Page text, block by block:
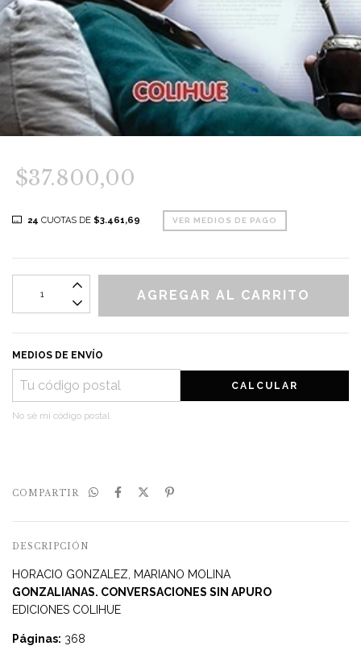
$37.800,00
24 CUOTAS DE$3.461,69 VER MEDIOS DE PAGO
MEDIOS DE ENVÍO
CALCULAR
No sé mi código postal
COMPARTIR
DESCRIPCIÓN
HORACIO GONZALEZ, MARIANO MOLINA
GONZALIANAS. CONVERSACIONES SIN APURO
EDICIONES COLIHUE
Páginas: 368